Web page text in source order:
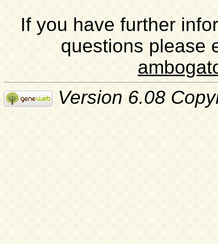
If you have further
questions please
Version 6.08